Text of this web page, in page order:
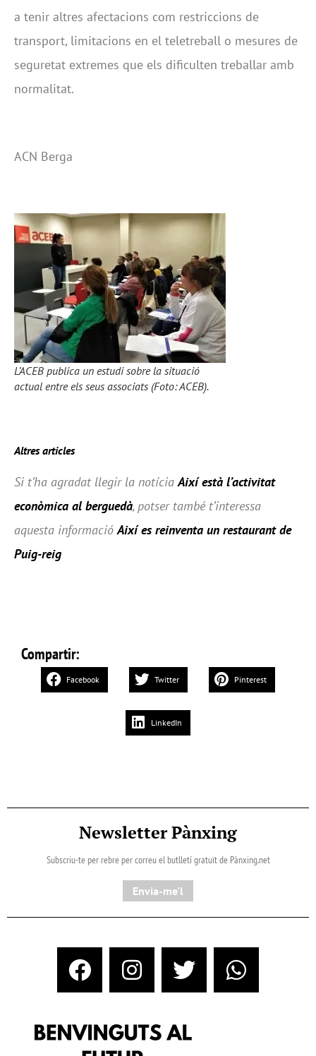
a tenir altres afectacions com restriccions de
transport, limitacions en el teletreball o mesures de
seguretat extremes que els dificulten treballar amb
normalitat.
ACN Berga
L’ACEB publica un estudi sobre la situació
actual entre els seus associats (Foto: ACEB).
Altres articles
Si t’ha agradat llegir la notíciaAixí està l’activitat
econòmica al berguedà, potser també t’interessa
aquesta informacióAixí es reinventa un restaurant de
Puig-reig
Compartir:
Facebook Twitter Pinterest
LinkedIn
Newsletter Pànxing
Subscriu-te per rebre per correu el butlletí gratuït de Pànxing.net​
Envia-me'l